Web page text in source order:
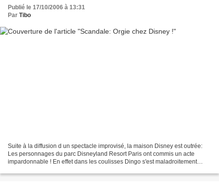
Publié le 17/10/2006 à 13:31
Par Tibo
Suite à la diffusion d un spectacle improvisé, la maison Disney est outrée:
Les personnages du parc Disneyland Resort Paris ont commis un acte
impardonnable ! En effet dans les coulisses Dingo s'est maladroitement